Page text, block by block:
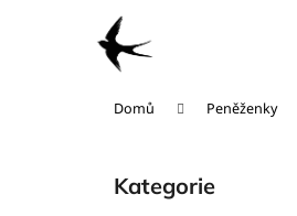
Domů Peněženky
Přeskočit
kategorie
Kategorie
Zpět
Zpět